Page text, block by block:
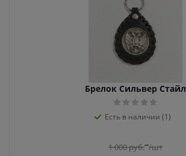
Брелок Сильвер Стайл
Есть в наличии (1)
1 000руб. /шт